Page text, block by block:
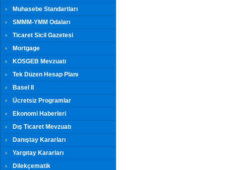
Muhasebe Standartları
SMMM-YMM Odaları
Ticaret Sicil Gazetesi
Mortgage
KOSGEB Mevzuatı
Tek Düzen Hesap Planı
Basel II
Ücretsiz Programlar
Ekonomi Haberleri
Dış Ticaret Mevzuatı
Danıştay Kararları
Yargıtay Kararları
Dilekçematik